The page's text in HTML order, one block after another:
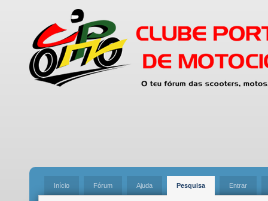
Início Fórum Ajuda Pesquisa Entrar